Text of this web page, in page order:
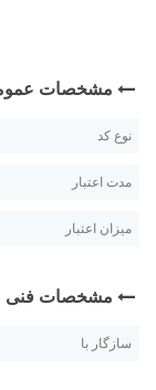
مشخصات
نوع کد
مدت اعتبار
میزان اعتبار
مشخصات فنی
سازگار با